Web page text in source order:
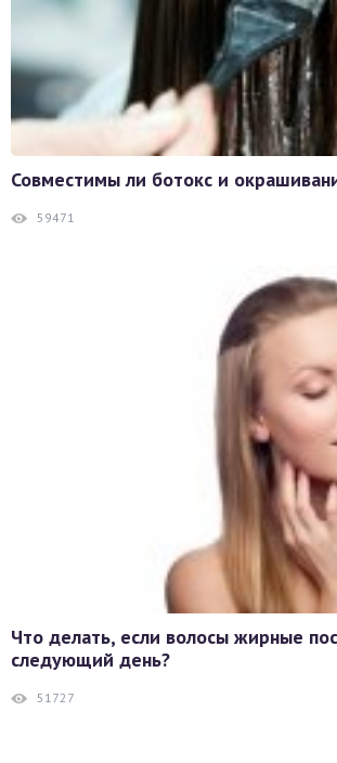
Совместимы ли ботокс и
59471
Что делать, если волосы жирные
следующий день?
51727